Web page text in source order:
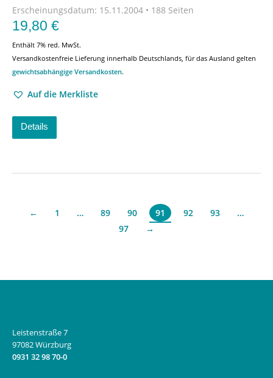
Erscheinungsdatum: 15.11.2004 • 188 Seiten
19,80 €
Enthält 7% red. MwSt.
Versandkostenfreie Lieferung innerhalb Deutschlands, für das Ausland gelten
gewichtsabhängige Versandkosten.
Auf die Merkliste
Details
← 1 … 89 90 91 92 93
…
97
→
Leistenstraße 7
97082 Würzburg
0931 32 98 70-0